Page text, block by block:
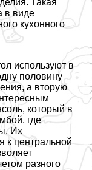
Такая
в виде
кухонного
используют в
половину
а вторую
который в
где
Их
к центральной
разного